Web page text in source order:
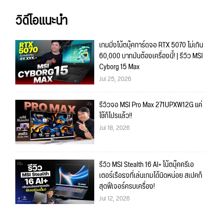
วิดีโอแนะนำ
เกมมิ่งโน้ตบุ๊คการ์ดจอ RTX 5070 ไม่เกิน
60,000 บาทมันต้องเครื่องนี้! | รีวิว MSI
Cyborg 15 Max
Jul 25, 2026
รีวิวจอ MSI Pro Max 271UPXW12G แค่
ใช้ก็โปรแล้ว!!
Jul 18, 2026
รีวิว MSI Stealth 16 AI+ โน้ตบุ๊คครีเอ
เตอร์เรือธงที่เล่นเกมได้นิดหน่อย สเปคก็
สุดฟีเจอร์ครบเครื่อง!
Jul 12, 2026